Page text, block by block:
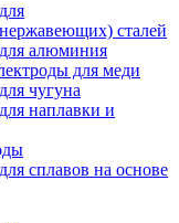
сталей
алюминия
для меди
чугуна
наплавки и
сплавов на основе